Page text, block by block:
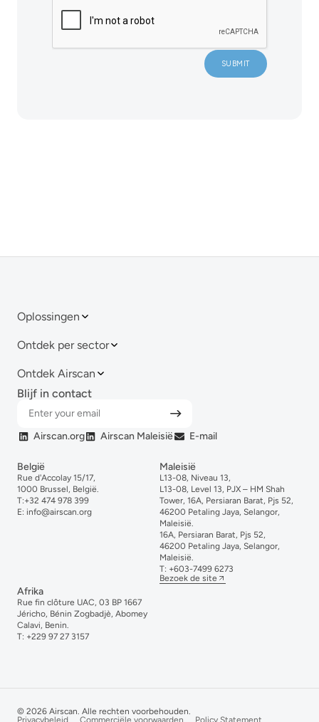
Oplossingen
Ontdek per sector
Ontdek Airscan
Blijf in contact
Airscan.org Airscan Maleisië E-mail
België
Rue d'Accolay 15/17,
1000 Brussel, België.
T:+32 474 978 399
E: info@airscan.org
Maleisië
L13-08, Niveau 13,
L13-08, Level 13, PJX – HM Shah
Tower, 16A, Persiaran Barat, Pjs 52,
46200 Petaling Jaya, Selangor,
Maleisië.
16A, Persiaran Barat, Pjs 52,
46200 Petaling Jaya, Selangor,
Maleisië.
T: +603-7499 6273
Bezoek de site
Afrika
Rue fin clôture UAC, 03 BP 1667
Jéricho, Bénin Zogbadjè, Abomey
Calavi, Benin.
T: +229 97 27 3157
© 2026 Airscan. Alle rechten voorbehouden.